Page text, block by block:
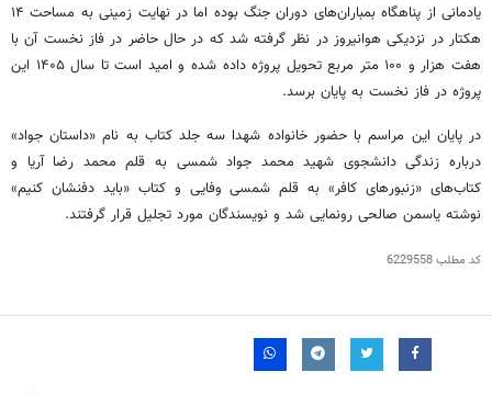
یادمانی از پناهگاه بمباران‌های دوران جنگ بوده اما در نهایت زمینی به مساحت ۱۴
هکتار در نزدیکی هوانیروز در نظر گرفته شد که در حال حاضر در فاز نخست آن با
هفت هزار و ۱۰۰ متر مربع تحویل پروژه داده شده و امید است تا سال ۱۴۰۵ این
پروژه در فاز نخست به پایان برسد.
در پایان این مراسم با حضور خانواده شهدا سه جلد کتاب به نام «داستان جواد»
درباره زندگی دانشجوی شهید محمد جواد شمسی به قلم محمد رضا آریا و
کتاب‌های «زنبورهای کافر» به قلم شمسی وفایی و کتاب «باید دفنشان کنیم»
نوشته یاسمن صالحی رونمایی شد و نویسندگان مورد تجلیل قرار گرفتند.
کد مطلب6229558